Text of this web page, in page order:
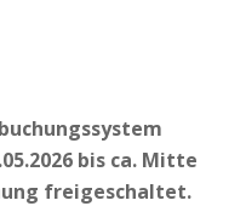
bis ca. Mitte
freigeschaltet.